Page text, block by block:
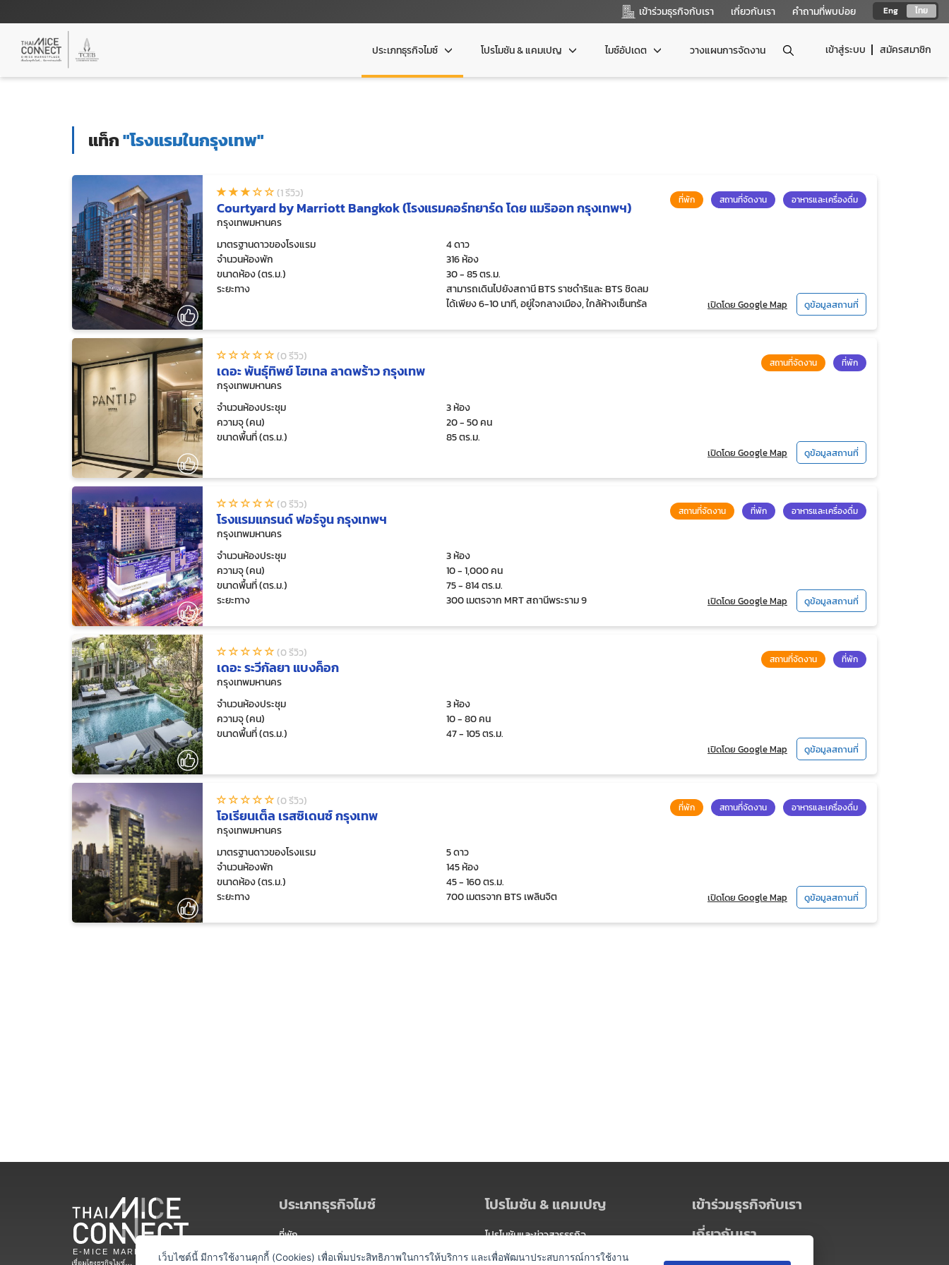
Eng ไทย
เข้าร่วมธุรกิจกับเรา เกี่ยวกับเรา คำถามที่พบบ่อย
เข้าสู่ระบบ สมัครสมาชิก
ประเภทธุรกิจไมซ์ โปรโมชัน & แคมเปญ ไมซ์อัปเดต วางแผนการจัดงาน
แท็ก"โรงแรมในกรุงเทพ"
(1 รีวิว)
Courtyard by Marriott Bangkok (โรงแรมคอร์ทยาร์ด โดย แมริออท กรุงเทพฯ)
กรุงเทพมหานคร
ที่พัก สถานที่จัดงาน อาหารและเครื่องดื่ม
มาตรฐานดาวของโรงแรม
4 ดาว
จำนวนห้องพัก
316 ห้อง
ขนาดห้อง (ตร.ม.)
30 - 85 ตร.ม.
ระยะทาง
สามารถเดินไปยังสถานี BTS ราชดำริและ BTS ชิดลม
ได้เพียง 6-10 นาที, อยู่ใจกลางเมือง, ใกล้ห้างเซ็นทรัล
เปิดโดย Google Map ดูข้อมูลสถานที่
(0 รีวิว)
เดอะ พันธุ์ทิพย์ โฮเทล ลาดพร้าว กรุงเทพ
กรุงเทพมหานคร
สถานที่จัดงาน ที่พัก
จำนวนห้องประชุม
3 ห้อง
ความจุ (คน)
20 - 50 คน
ขนาดพื้นที่ (ตร.ม.)
85 ตร.ม.
เปิดโดย Google Map ดูข้อมูลสถานที่
(0 รีวิว)
โรงแรมแกรนด์ ฟอร์จูน กรุงเทพฯ
กรุงเทพมหานคร
สถานที่จัดงาน ที่พัก อาหารและเครื่องดื่ม
จำนวนห้องประชุม
3 ห้อง
ความจุ (คน)
10 - 1,000 คน
ขนาดพื้นที่ (ตร.ม.)
75 - 814 ตร.ม.
ระยะทาง
300 เมตรจาก MRT สถานีพระราม 9 เปิดโดย Google Map ดูข้อมูลสถานที่
(0 รีวิว)
เดอะ ระวีกัลยา แบงค็อก
กรุงเทพมหานคร
สถานที่จัดงาน ที่พัก
จำนวนห้องประชุม
3 ห้อง
ความจุ (คน)
10 - 80 คน
ขนาดพื้นที่ (ตร.ม.)
47 - 105 ตร.ม.
เปิดโดย Google Map ดูข้อมูลสถานที่
(0 รีวิว)
โอเรียนเต็ล เรสซิเดนซ์ กรุงเทพ
กรุงเทพมหานคร
ที่พัก สถานที่จัดงาน อาหารและเครื่องดื่ม
มาตรฐานดาวของโรงแรม
5 ดาว
จำนวนห้องพัก
145 ห้อง
ขนาดห้อง (ตร.ม.)
45 - 160 ตร.ม.
ระยะทาง
700 เมตรจาก BTS เพลินจิต เปิดโดย Google Map ดูข้อมูลสถานที่
ประเภทธุรกิจไมซ์
ที่พัก
สถานที่จัดงาน
โปรโมชัน & แคมเปญ
โปรโมชันและข่าวสารธุรกิจ
แพ็กเกจ
เข้าร่วมธุรกิจกับเรา
เกี่ยวกับเรา
เว็บไซต์นี้ มีการใช้งานคุกกี้ (Cookies) เพื่อเพิ่มประสิทธิภาพในการให้บริการ และเพื่อพัฒนาประสบการณ์การใช้งาน